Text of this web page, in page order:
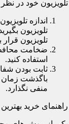
تلویزیون خود در نظر
اندازه
تلویزیون
تلویزیون قرار
ضخامت
استفاده کنید.
ثابت بودن
باگذشت زمان
منفی نگذارد.
راهنمای خرید